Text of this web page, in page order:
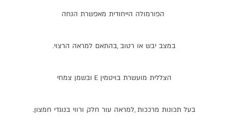
הפורמולה הייחודית מאפשרת הנחה
במצב יבש או רטוב ,בהתאם למראה הרצוי.
הצללית מועשרת בויטמין E ובשמן צמחי
בעל תכונות מרככות ,למראה עור חלק ורווי בנוגדי חמצון.